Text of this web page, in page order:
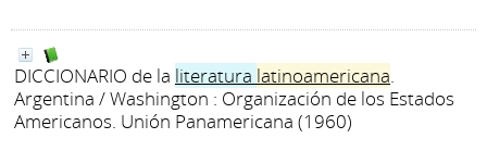
DICCIONARIO de la literatura latinoamericana.
Argentina / Washington : Organización de los Estados
Americanos. Unión Panamericana (1960)